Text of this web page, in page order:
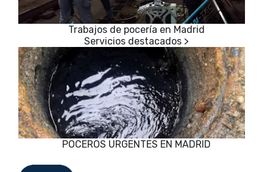
Trabajos de pocería en Madrid
POCEROS URGENTES EN MADRID